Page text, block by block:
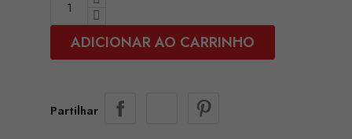
ADICIONAR AO CARRINHO
Partilhar